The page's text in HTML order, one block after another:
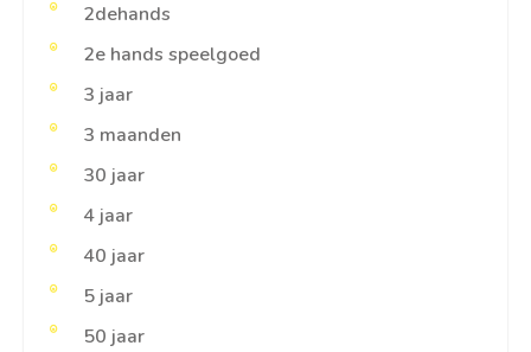
2dehands
2e hands speelgoed
3 jaar
3 maanden
30 jaar
4 jaar
40 jaar
5 jaar
50 jaar